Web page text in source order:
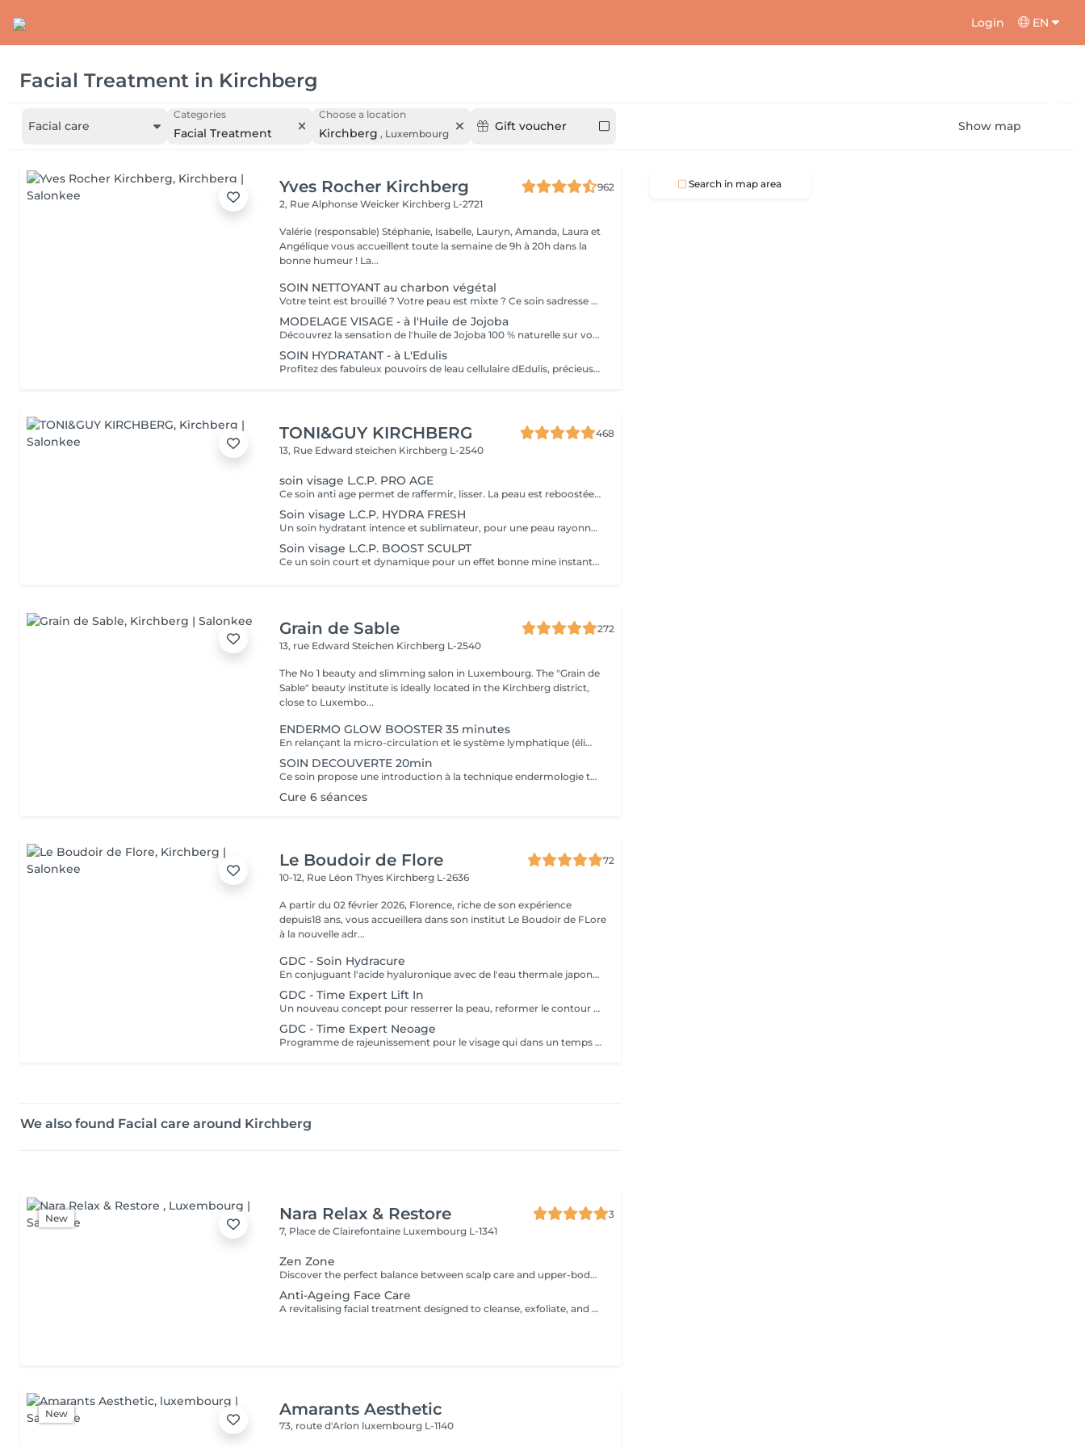
Login EN
Facial Treatment in Kirchberg
Facial care
Categories
Facial Treatment
Choose a location
Kirchberg , Luxembourg
Gift voucher Show map
Yves Rocher Kirchberg
962
2, Rue Alphonse Weicker Kirchberg L-2721
Valérie (responsable) Stéphanie, Isabelle, Lauryn, Amanda, Laura et
Angélique vous accueillent toute la semaine de 9h à 20h dans la
bonne humeur ! La...
SOIN NETTOYANT au charbon végétal
Votre teint est brouillé ? Votre peau est mixte ? Ce soin sadresse à vous. Votre peau est nettoyée par une exfoliation douce, sous vapeur, complétée par une extraction des comédons. Pour finir, lapplication dun masque purifie la zone médiane (front, nez, menton), et hydrate le reste de votre visage. Detoxifié et hydraté, votre visage retrouve un teint unifié et lumineux. Bénéfices : Detoxifié et hydraté, votre visage retrouve un teint unifié et lumineux.
MODELAGE VISAGE - à l'Huile de Jojoba
Découvrez la sensation de l'huile de Jojoba 100 % naturelle sur votre peau. Nourrie, votre peau retrouve tout son confort. Libéré de ses tensions grâce aux mains habiles de notre esthéticienne, votre visage est détendu. Bénéfices : Nourrie, votre peau retrouve tout son confort.
SOIN HYDRATANT - à L'Edulis
Profitez des fabuleux pouvoirs de leau cellulaire dEdulis, précieuse source dhydratation continue. Après la brumisation du Sérum concentré en eau cellulaire, le Masque Crème ressourçant se transforme en une texture soyeuse qui fond sur votre peau sous le délicat modelage de notre esthéticienne. Bénéfices : Gorgée deau, votre peau retrouve douceur, souplesse et éclat. Retrouvez le confort dune peau hydratée en continu.
TONI&GUY KIRCHBERG
468
13, Rue Edward steichen Kirchberg L-2540
soin visage L.C.P. PRO AGE
Ce soin anti age permet de raffermir, lisser. La peau est reboostée .Le rides et cernes sont atténuées
Soin visage L.C.P. HYDRA FRESH
Un soin hydratant intence et sublimateur, pour une peau rayonnante. La peau retrouve toute sa sourplesse et son éclat
Soin visage L.C.P. BOOST SCULPT
Ce un soin court et dynamique pour un effet bonne mine instantané.
Grain de Sable
272
13, rue Edward Steichen Kirchberg L-2540
The No 1 beauty and slimming salon in Luxembourg. The "Grain de
Sable" beauty institute is ideally located in the Kirchberg district,
close to Luxembo...
ENDERMO GLOW BOOSTER 35 minutes
En relançant la micro-circulation et le système lymphatique (élimination des toxines), ce soin permet de lisser les traits de fatigue, d'atténuer les poches et cernes et de retrouver un teint éclatant.
SOIN DECOUVERTE 20min
Ce soin propose une introduction à la technique endermologie tout en relançant la microcirculation pour booster l'éclat du visage.
Cure 6 séances
Le Boudoir de Flore
72
10-12, Rue Léon Thyes Kirchberg L-2636
A partir du 02 février 2026, Florence, riche de son expérience
depuis18 ans, vous accueillera dans son institut Le Boudoir de FLore
à la nouvelle adr...
GDC - Soin Hydracure
En conjuguant l'acide hyaluronique avec de l'eau thermale japonaise provenant d'une source volcanique, cette gamme nourrit, répare et protège la peau. Ce soin donne une hydratation intense et immédiate avec un résultat de longue durée. Recommandé à tout âge.
GDC - Time Expert Lift In
Un nouveau concept pour resserrer la peau, reformer le contour du visage grâce à V-matrix innovant. V-matrix : un complexe d'une grande efficacité, qui se compose d'oligosaccharides et un peptide biomoléculaire. Soin exceptionnel anti-âge, liftant, raffermissant et repulpant qui renforce les contours du visage. Ce soin comprend le massage japonais Kobido. Age recommandé : 35+
GDC - Time Expert Neoage
Programme de rajeunissement pour le visage qui dans un temps record procure une peau lisse et une expression du visage plus détendue. Ce soin travaille sur les rides dynamiques et statiques, ainsi la peau est plus ferme. Age recommandé : 30+
We also found Facial care around Kirchberg
New Nara Relax & Restore
3
7, Place de Clairefontaine Luxembourg L-1341
Zen Zone
Discover the perfect balance between scalp care and upper-body relaxation. This signature wellness package combines a 60-minute Head Spa with a 30-minute Office Syndrome Back & Shoulder Massage to release tension, refresh the mind, and promote deep relaxation from head to shoulders. Includes: Head Spa 60 min Office Syndrome Back & Shoulder Massage 30 min
Anti-Ageing Face Care
A revitalising facial treatment designed to cleanse, exfoliate, and nourish the skin while promoting a fresh and radiant appearance. Combining carefully selected skincare products with relaxing facial massage techniques, this treatment helps leave the skin feeling smooth, refreshed, and beautifully cared for.
New Amarants Aesthetic
73, route d'Arlon luxembourg L-1140
Search in map area